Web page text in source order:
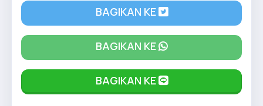
BAGIKAN KE
BAGIKAN KE
BAGIKAN KE